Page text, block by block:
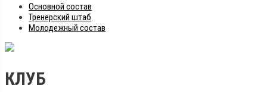
Основной состав
Тренерский штаб
Молодежный состав
КЛУБ